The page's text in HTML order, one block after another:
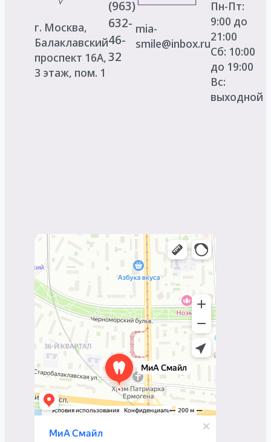
г. Москва,
Балаклавский
проспект 16А,
3 этаж, пом. 1
(963)
632-
46-
32
mia-
smile@inbox.ru
Пн-Пт:
9:00 до
21:00
Сб: 10:00
до 19:00
Вс:
выходной
Mia smile
Стоматологическая клиника в Москве
Изготовление протезно-ортопедических
изделий в Москве